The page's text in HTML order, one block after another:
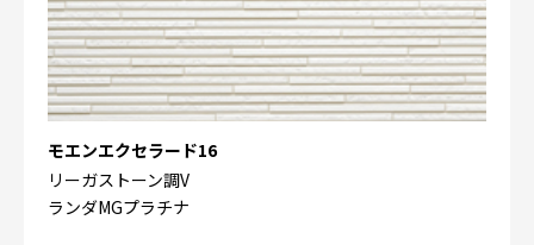
モエンエクセラード16
リーガストーン調V
ランダMGプラチナ